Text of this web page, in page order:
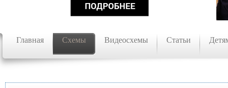
Главная Схемы Видеосхемы Статьи